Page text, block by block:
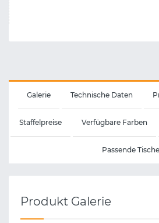
Galerie Technische Daten
Staffelpreise Verfügbare Farben
Passende Tische
Produkt Galerie